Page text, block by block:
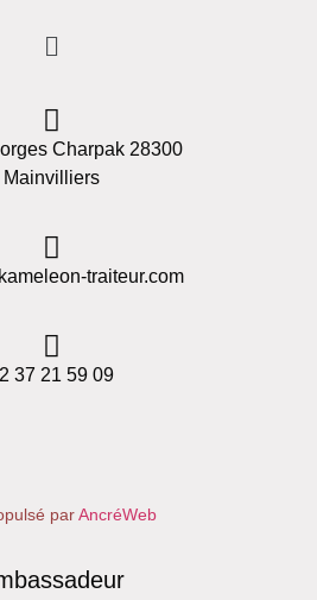
Charpak 28300
Mainvilliers
traiteur.com
37 21 59 09
parAncréWeb